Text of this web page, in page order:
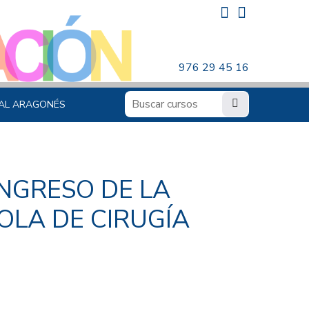
976 29 45 16
ARAGONÉS
DE LA
DE CIRUGÍA